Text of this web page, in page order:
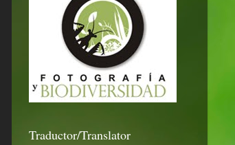
Traductor/Translator